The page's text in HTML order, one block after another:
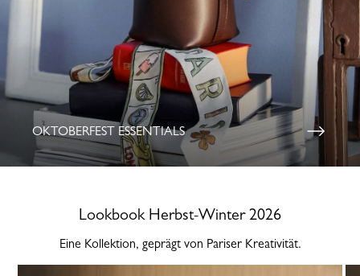
OKTOBERFEST ESSENTIALS
Lookbook Herbst-Winter 2026
Eine Kollektion, geprägt von Pariser Kreativität.